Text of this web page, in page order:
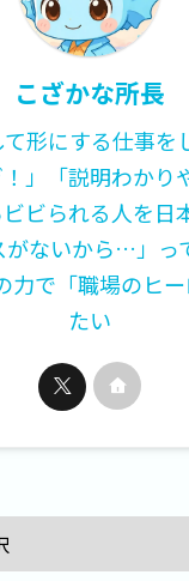
こざかな所長
形にする仕事を
！」「説明わかり
ビられる人を日
がないから…」っ
力で「職場のヒ
たい